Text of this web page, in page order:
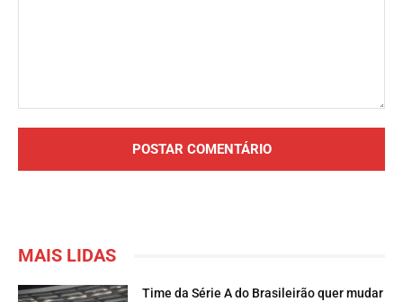
MAIS LIDAS
Time da Série A do Brasileirão quer mudar